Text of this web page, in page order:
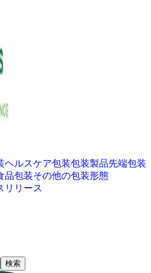
ヘルスケア包装包装製品先端包装
品包装その他の包装形態
リリース
検索